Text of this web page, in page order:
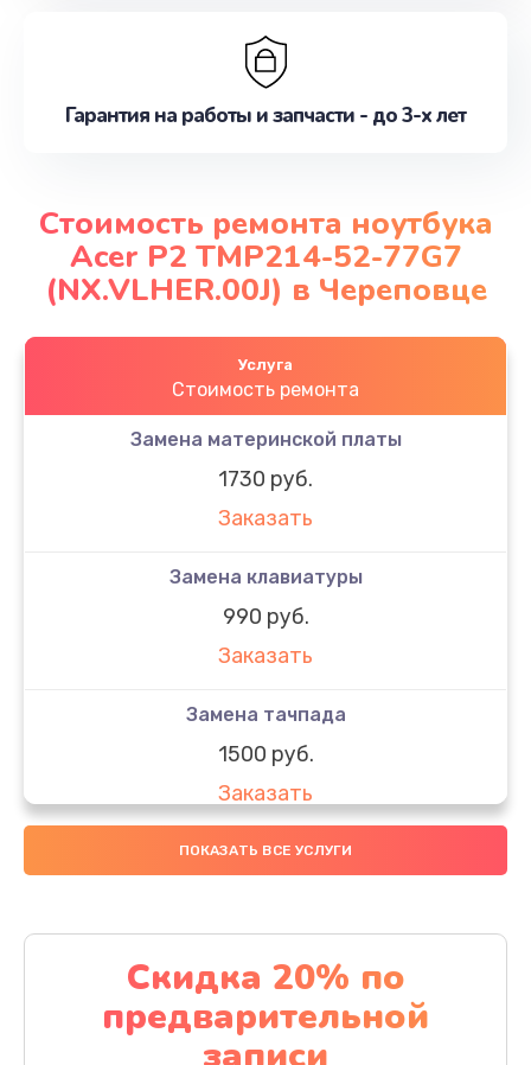
Гарантия на работы и запчасти - до 3-х лет
Стоимость ремонта ноутбука
Acer P2 TMP214-52-77G7
(NX.VLHER.00J) в Череповце
Услуга
Стоимость ремонта
Замена материнской платы
1730 руб.
Заказать
Замена клавиатуры
990 руб.
Заказать
Замена тачпада
1500 руб.
Заказать
Замена южного моста
Заказать
Чистка от пыли
1060 руб.
ПОКАЗАТЬ ВСЕ УСЛУГИ
Скидка 20% по
предварительной